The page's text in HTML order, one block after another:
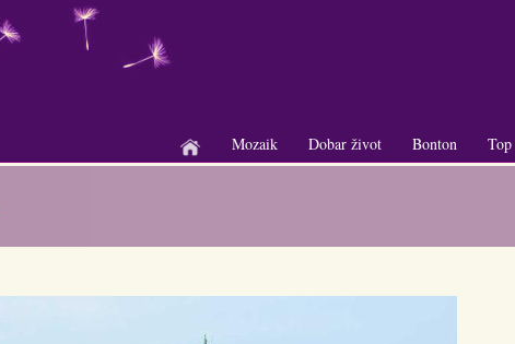
+
Mozaik
+
Dobar život
+
Bonton